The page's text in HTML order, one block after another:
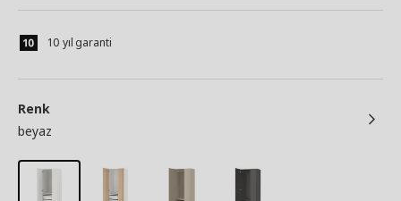
10 yıl garanti
Renk
beyaz